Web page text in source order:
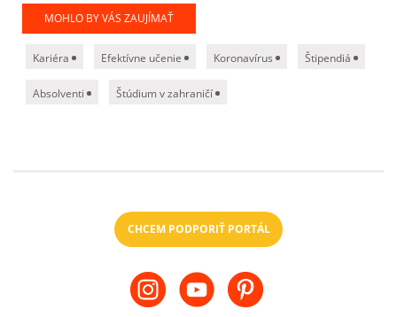
MOHLO BY VÁS ZAUJÍMAŤ
Kariéra Efektívne učenie Koronavírus Štipendiá
Absolventi Štúdium v zahraničí
CHCEM PODPORIŤ PORTÁL